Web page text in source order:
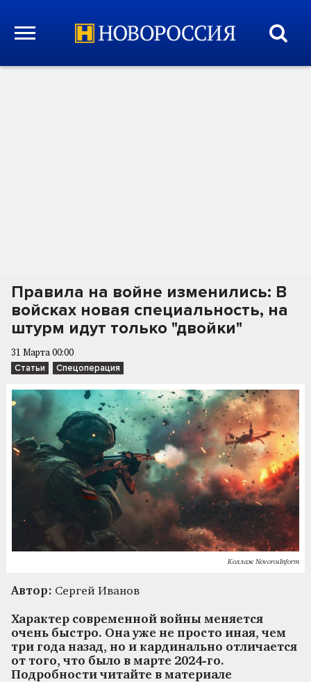
Правила на войне изменились: В
войсках новая специальность, на
штурм идут только "двойки"
31 Марта 00:00
Статьи Спецоперация
Коллаж NovorosInform
Автор: Сергей Иванов
Характер современной войны меняется
очень быстро. Она уже не просто иная, чем
три года назад, но и кардинально отличается
от того, что было в марте 2024-го.
Подробности читайте в материале